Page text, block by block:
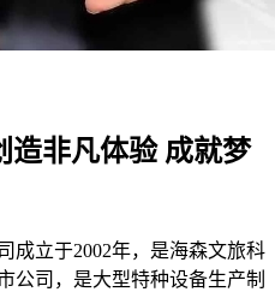
造非凡体验 成就梦
成立于2002年，是海森文旅科
公司，是大型特种设备生产制